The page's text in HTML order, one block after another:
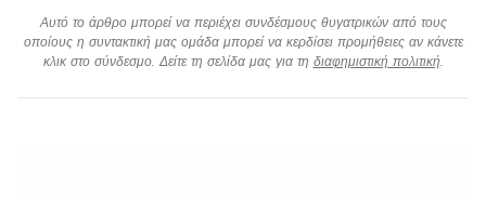
Αυτό το άρθρο μπορεί να περιέχει συνδέσμους θυγατρικών από τους
οποίους η συντακτική μας ομάδα μπορεί να κερδίσει προμήθειες αν κάνετε
κλικ στο σύνδεσμο. Δείτε τη σελίδα μας για τη διαφημιστική πολιτική.